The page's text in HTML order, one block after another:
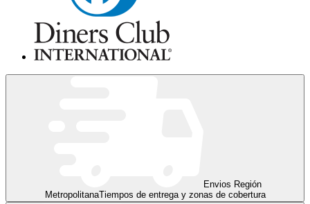
Envios Región
MetropolitanaTiempos de entrega y zonas de cobertura